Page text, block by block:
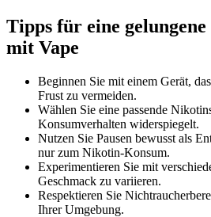
Tipps für eine gelungene
mit Vape
Beginnen Sie mit einem Gerät,
Frust zu vermeiden.
Wählen Sie eine passende
Konsumverhalten widerspiegelt.
Nutzen Sie Pausen bewusst als
nur zum Nikotin-Konsum.
Experimentieren Sie mit
Geschmack zu variieren.
Respektieren Sie
Ihrer Umgebung.